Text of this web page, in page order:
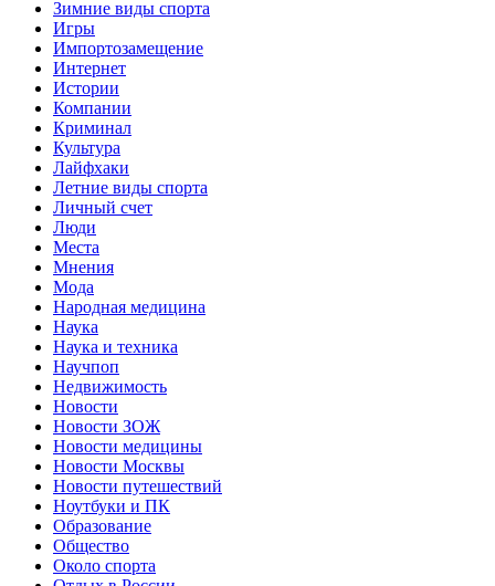
Зимние виды спорта
Игры
Импортозамещение
Интернет
Истории
Компании
Криминал
Культура
Лайфхаки
Летние виды спорта
Личный счет
Люди
Места
Мнения
Мода
Народная медицина
Наука
Наука и техника
Научпоп
Недвижимость
Новости
Новости ЗОЖ
Новости медицины
Новости Москвы
Новости путешествий
Ноутбуки и ПК
Образование
Общество
Около спорта